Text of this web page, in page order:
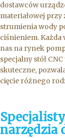
dostawców
materiałowej przy
strumienia wody
ciśnieniem.
nas na rynek
specjalny stół
skuteczne,
cięcie różnego
narzędzia